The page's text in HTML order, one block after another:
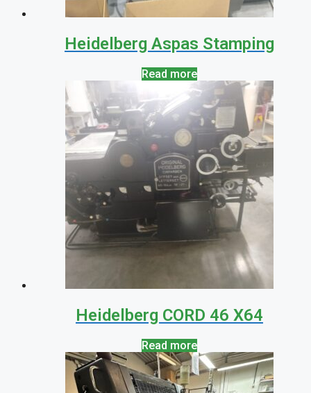
Heidelberg Aspas Stamping
Read more
Heidelberg CORD 46 X64
Read more